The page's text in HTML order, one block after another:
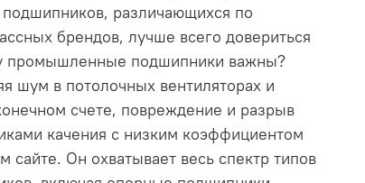
различающихся по
брендов, лучше всего довериться
промышленные подшипники важны?
шум в потолочных вентиляторах и
счете, повреждение и разрыв
качения с низким коэффициентом
Он охватывает весь спектр типов